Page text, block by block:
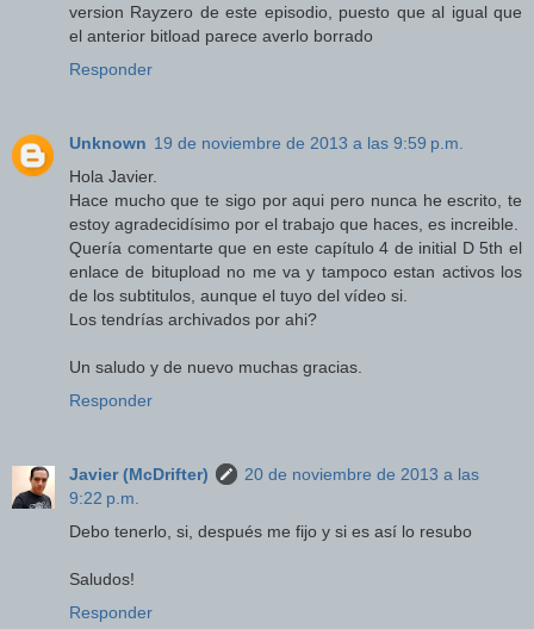
version Rayzero de este episodio, puesto que al igual que
el anterior bitload parece averlo borrado
Responder
Unknown 19 de noviembre de 2013 a las 9:59 p.m.
Hola Javier.
Hace mucho que te sigo por aqui pero nunca he escrito, te
estoy agradecidísimo por el trabajo que haces, es increible.
Quería comentarte que en este capítulo 4 de initial D 5th el
enlace de bitupload no me va y tampoco estan activos los
de los subtitulos, aunque el tuyo del vídeo si.
Los tendrías archivados por ahi?
Un saludo y de nuevo muchas gracias.
Responder
Javier (McDrifter)
20 de noviembre de 2013 a las
9:22 p.m.
Debo tenerlo, si, después me fijo y si es así lo resubo
Saludos!
Responder